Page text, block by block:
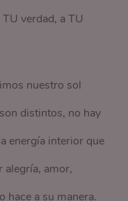
verdad, a TU
nuestro sol
distintos, no hay
energía interior que
amor,
hace a su manera.